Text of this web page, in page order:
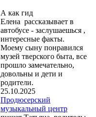
А как гид
Елена рассказывает в
автобусе - заслушаешься ,
интересные факты.
Моему сыну понравился
музей тверского быта, все
прошло замечательно,
довольны и дети и
родители.
25.10.2025
Продюсерский
музыкальный центр